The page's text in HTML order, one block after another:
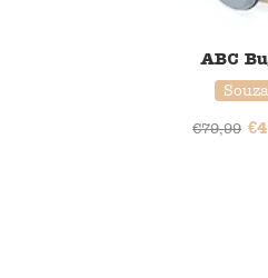
ABC
€79,99 €